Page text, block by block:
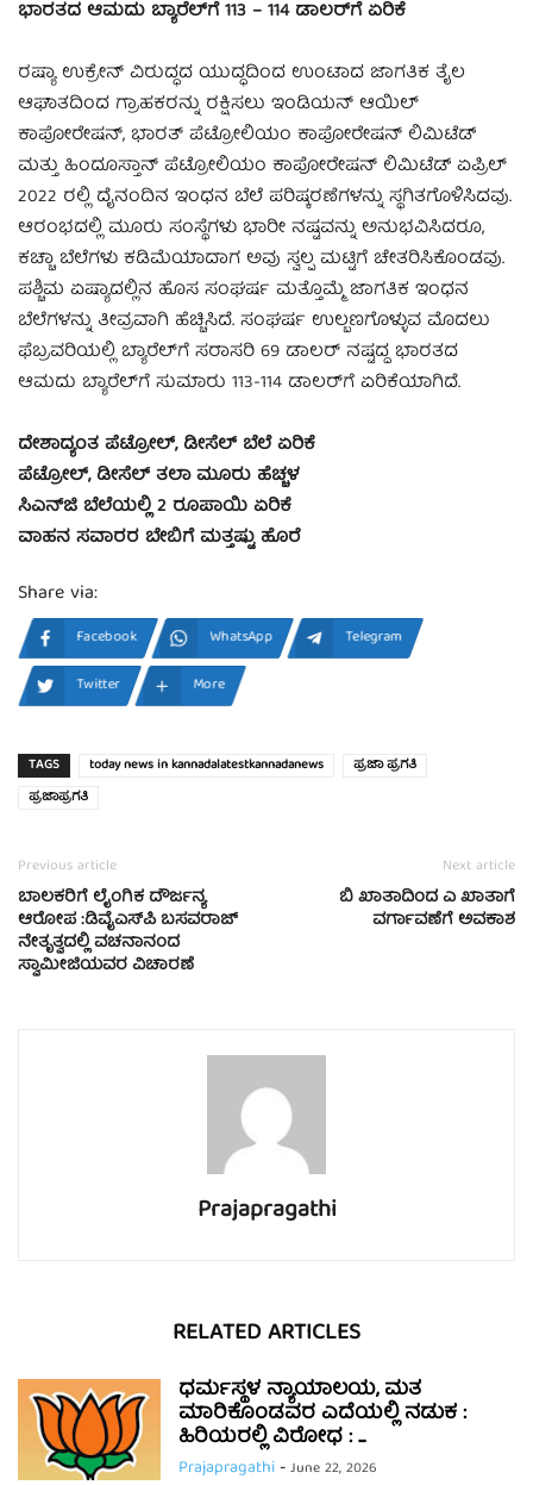
ಭಾರತದ ಆಮದು ಬ್ಯಾರೆಲ್‌ಗೆ 113 – 114 ಡಾಲರ್‌ಗೆ ಏರಿಕೆ
ರಷ್ಯಾ ಉಕ್ರೇನ್ ವಿರುದ್ಧದ ಯುದ್ಧದಿಂದ ಉಂಟಾದ ಜಾಗತಿಕ ತೈಲ
ಆಘಾತದಿಂದ ಗ್ರಾಹಕರನ್ನು ರಕ್ಷಿಸಲು ಇಂಡಿಯನ್ ಆಯಿಲ್
ಕಾಪೋರೇಷನ್, ಭಾರತ್ ಪೆಟ್ರೋಲಿಯಂ ಕಾಪೋರೇಷನ್ ಲಿಮಿಟೆಡ್
ಮತ್ತು ಹಿಂದೂಸ್ತಾನ್ ಪೆಟ್ರೋಲಿಯಂ ಕಾಪೋರೇಷನ್ ಲಿಮಿಟೆಡ್ ಏಪ್ರಿಲ್
2022 ರಲ್ಲಿ ದೈನಂದಿನ ಇಂಧನ ಬೆಲೆ ಪರಿಷ್ಕರಣೆಗಳನ್ನು ಸ್ಥಗಿತಗೊಳಿಸಿದವು.
ಆರಂಭದಲ್ಲಿ ಮೂರು ಸಂಸ್ಥೆಗಳು ಭಾರೀ ನಷ್ಟವನ್ನು ಅನುಭವಿಸಿದರೂ,
ಕಚ್ಚಾ ಬೆಲೆಗಳು ಕಡಿಮೆಯಾದಾಗ ಅವು ಸ್ವಲ್ಪ ಮಟ್ಟಿಗೆ ಚೇತರಿಸಿಕೊಂಡವು.
ಪಶ್ಚಿಮ ಏಷ್ಯಾದಲ್ಲಿನ ಹೊಸ ಸಂಘರ್ಷ ಮತ್ತೊಮ್ಮೆ ಜಾಗತಿಕ ಇಂಧನ
ಬೆಲೆಗಳನ್ನು ತೀವ್ರವಾಗಿ ಹೆಚ್ಚಿಸಿದೆ. ಸಂಘರ್ಷ ಉಲ್ಬಣಗೊಳ್ಳುವ ಮೊದಲು
ಫೆಬ್ರವರಿಯಲ್ಲಿ ಬ್ಯಾರೆಲ್‌ಗೆ ಸರಾಸರಿ 69 ಡಾಲರ್ ನಷ್ಟದ್ದ ಭಾರತದ
ಆಮದು ಬ್ಯಾರೆಲ್‌ಗೆ ಸುಮಾರು 113-114 ಡಾಲರ್‌ಗೆ ಏರಿಕೆಯಾಗಿದೆ.
ದೇಶಾದ್ಯಂತ ಪೆಟ್ರೋಲ್, ಡೀಸೆಲ್ ಬೆಲೆ ಏರಿಕೆ
ಪೆಟ್ರೋಲ್, ಡೀಸೆಲ್ ತಲಾ ಮೂರು ಹೆಚ್ಚಳ
ಸಿಎನ್‌ಜಿ ಬೆಲೆಯಲ್ಲಿ 2 ರೂಪಾಯಿ ಏರಿಕೆ
ವಾಹನ ಸವಾರರ ಬೇಬಿಗೆ ಮತ್ತಷ್ಟು ಹೊರೆ
Share via:
Facebook WhatsApp
Telegram
Twitter
More
TAGS today news in kannadalatestkannadanews
ಪ್ರಜಾ ಪ್ರಗತಿ
ಪ್ರಜಾಪ್ರಗತಿ
Previous article
ಬಾಲಕರಿಗೆ ಲೈಂಗಿಕ ದೌರ್ಜನ್ಯ
ಆರೋಪ :ಡಿವೈಎಸ್‌ಪಿ ಬಸವರಾಜ್
ನೇತೃತ್ವದಲ್ಲಿ ವಚನಾನಂದ
ಸ್ವಾಮೀಜಿಯವರ ವಿಚಾರಣೆ
Next article
ಬಿ ಖಾತಾದಿಂದ ಎ ಖಾತಾಗೆ
ವರ್ಗಾವಣೆಗೆ ಅವಕಾಶ
Prajapragathi
RELATED ARTICLES
ಧರ್ಮಸ್ಥಳ ನ್ಯಾಯಾಲಯ, ಮತ
ಮಾರಿಕೊಂಡವರ ಎದೆಯಲ್ಲಿ ನಡುಕ :
ಹಿರಿಯರಲ್ಲಿ ವಿರೋಧ : ...
Prajapragathi-June 22, 2026